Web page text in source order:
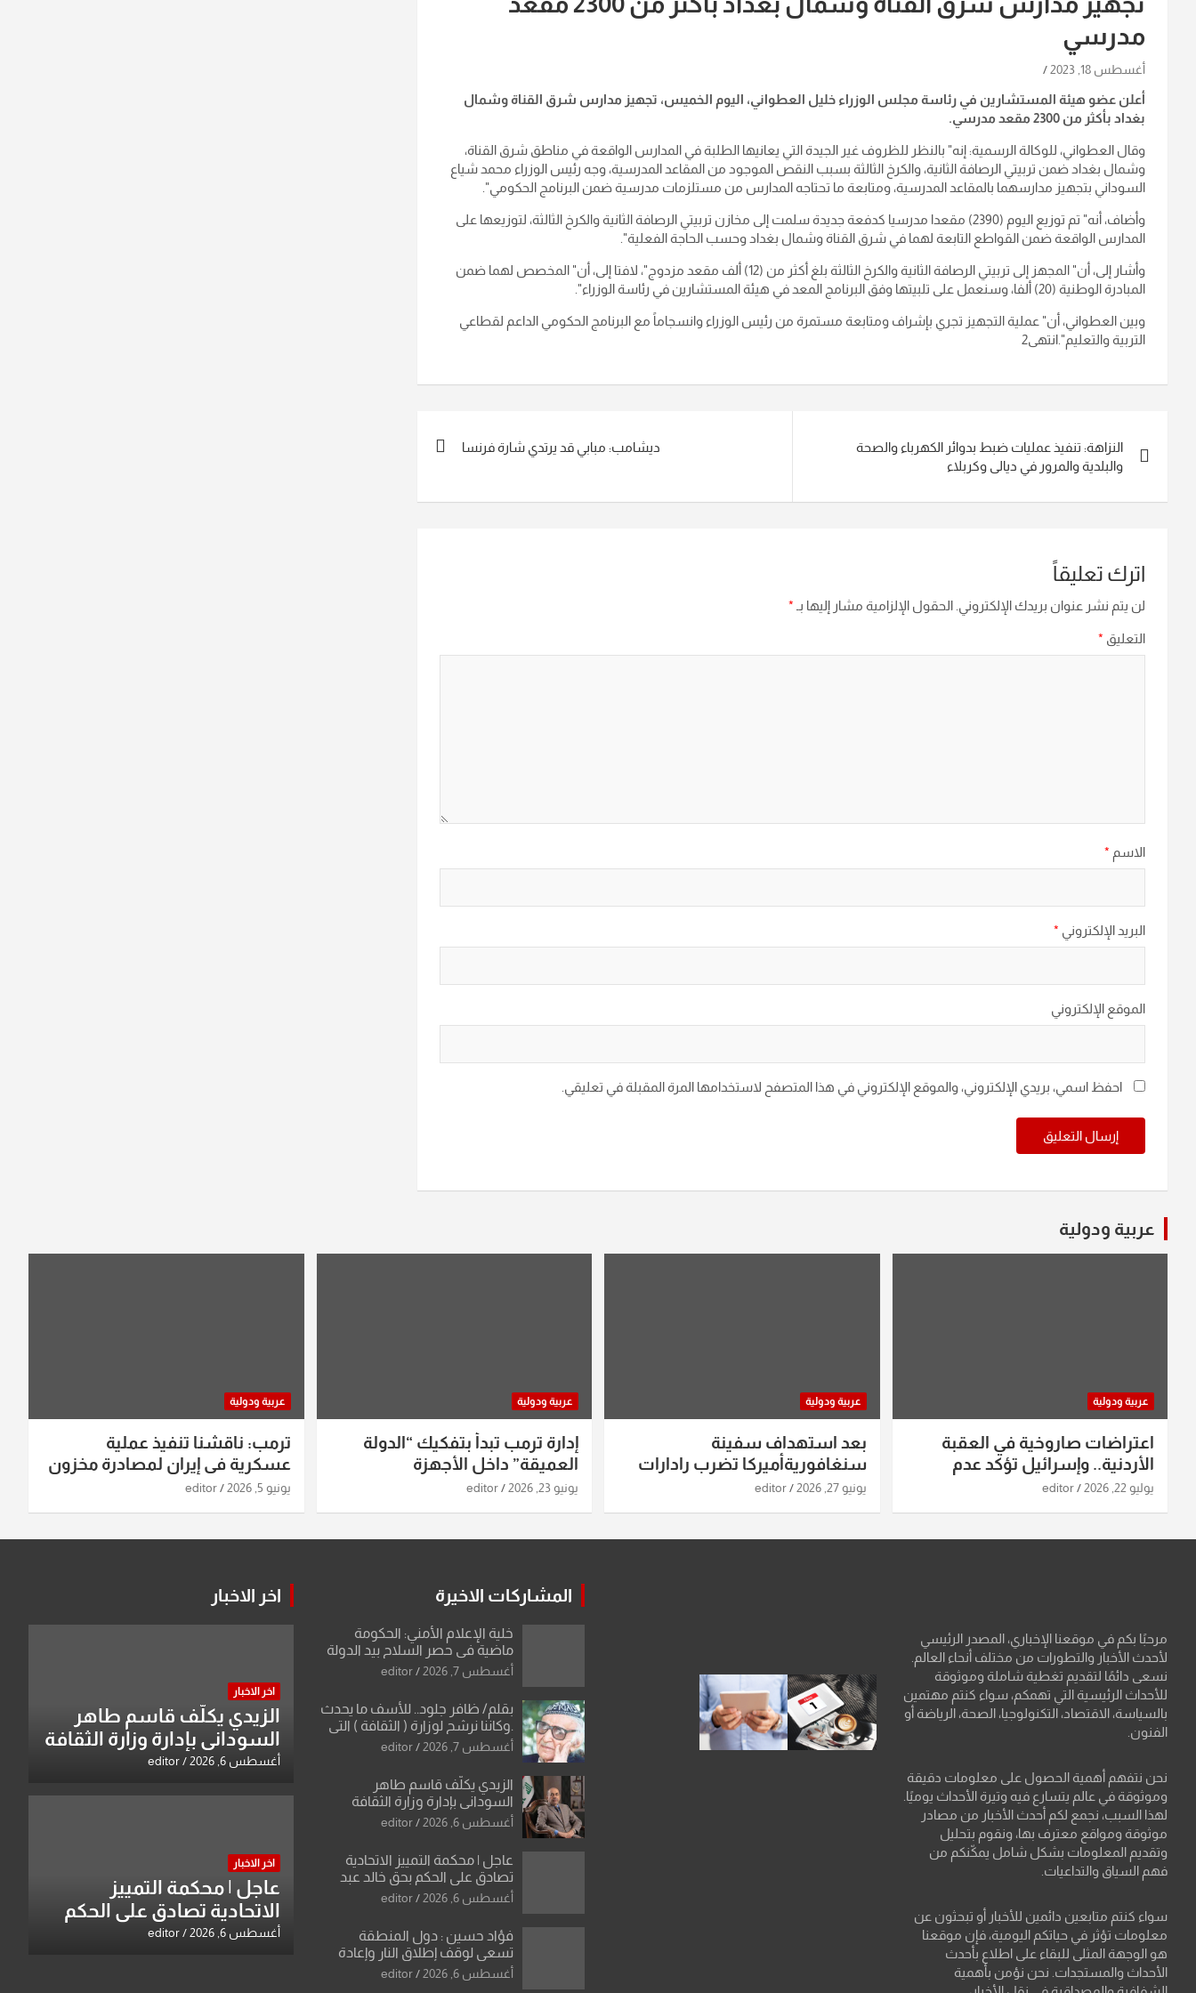
مدرسي
أغسطس 18, 2023
أعلن عضو هيئة المستشارين في رئاسة مجلس الوزراء خليل العطواني، اليوم الخميس، تجهيز مدارس شرق القناة وشمال
بغداد بأكثر من 2300 مقعد مدرسي.
وقال العطواني، للوكالة الرسمية: إنه" بالنظر للظروف غير الجيدة التي يعانيها الطلبة في المدارس الواقعة في مناطق شرق القناة،
وشمال بغداد ضمن تربيتي الرصافة الثانية، والكرخ الثالثة بسبب النقص الموجود من المقاعد المدرسية، وجه رئيس الوزراء محمد شياع
السوداني بتجهيز مدارسهما بالمقاعد المدرسية، ومتابعة ما تحتاجه المدارس من مستلزمات مدرسية ضمن البرنامج الحكومي".
وأضاف، أنه" تم توزيع اليوم (2390) مقعدا مدرسيا كدفعة جديدة سلمت إلى مخازن تربيتي الرصافة الثانية والكرخ الثالثة، لتوزيعها على
المدارس الواقعة ضمن القواطع التابعة لهما في شرق القناة وشمال بغداد وحسب الحاجة الفعلية".
وأشار إلى، أن" المجهز إلى تربيتي الرصافة الثانية والكرخ الثالثة بلغ أكثر من (12) ألف مقعد مزدوج"، لافتا إلى، أن" المخصص لهما ضمن
المبادرة الوطنية (20) ألفا، وسنعمل على تلبيتها وفق البرنامج المعد في هيئة المستشارين في رئاسة الوزراء".
وبين العطواني، أن" عملية التجهيز تجري بإشراف ومتابعة مستمرة من رئيس الوزراء وانسجاماً مع البرنامج الحكومي الداعم لقطاعي
التربية والتعليم".انتهى2
المقالات
النزاهة: تنفيذ عمليات ضبط بدوائر الكهرباء والصحة
والبلدية والمرور في ديالى وكربلاء
ديشامب: مبابي قد يرتدي شارة فرنسا
اترك تعليقاً
لن يتم نشر عنوان بريدك الإلكتروني. الحقول الإلزامية مشار إليها بـ *
التعليق *
الاسم *
البريد الإلكتروني *
الموقع الإلكتروني
احفظ اسمي، بريدي الإلكتروني، والموقع الإلكتروني في هذا المتصفح لاستخدامها المرة المقبلة في تعليقي.
عربية ودولية
عربية ودولية
اعتراضات صاروخية في العقبة
الأردنية.. وإسرائيل تؤكد عدم
استهدافها
يوليو 22, 2026 editor
عربية ودولية
بعد استهداف سفينة
سنغافوريةأميركا تضرب رادارات
ومواقع صواريخ ومسيرات إيران..
يونيو 27, 2026 editor
عربية ودولية
إدارة ترمب تبدأ بتفكيك “الدولة
العميقة” داخل الأجهزة
الاستخباراتية
يونيو 23, 2026 editor
عربية ودولية
ترمب: ناقشنا تنفيذ عملية
عسكرية في إيران لمصادرة مخزون
اليورانيوم
يونيو 5, 2026 editor
مرحبًا بكم في موقعنا الإخباري، المصدر الرئيسي
لأحدث الأخبار والتطورات من مختلف أنحاء العالم.
نسعى دائمًا لتقديم تغطية شاملة وموثوقة
للأحداث الرئيسية التي تهمكم، سواء كنتم مهتمين
بالسياسة، الاقتصاد، التكنولوجيا، الصحة، الرياضة أو
الفنون.
نحن نتفهم أهمية الحصول على معلومات دقيقة
وموثوقة في عالم يتسارع فيه وتيرة الأحداث يوميًا.
لهذا السبب، نجمع لكم أحدث الأخبار من مصادر
موثوقة ومواقع معترف بها، ونقوم بتحليل
وتقديم المعلومات بشكل شامل يمكّنكم من
فهم السياق والتداعيات.
سواء كنتم متابعين دائمين للأخبار أو تبحثون عن
معلومات تؤثر في حياتكم اليومية، فإن موقعنا
هو الوجهة المثلى للبقاء على اطلاع بأحدث
الأحداث والمستجدات. نحن نؤمن بأهمية
المشاركات الاخيرة
خلية الإعلام الأمني: الحكومة
ماضية في حصر السلاح بيد الدولة
دون رجعة
أغسطس 7, 2026 editor
بقلم/ ظافر جلود.. للأسف ما يحدث
.وكاننا نرشح لوزارة ( الثقافة ) التي
ماتت من زمان وزير يمثلها من
العراقية..
أغسطس 7, 2026 editor
الزيدي يكلّف قاسم طاهر
السوداني بإدارة وزارة الثقافة
أغسطس 6, 2026 editor
عاجل | محكمة التمييز الاتحادية
تصادق على الحكم بحق خالد عبد
الواحد كبيان
أغسطس 6, 2026 editor
فؤاد حسين : دول المنطقة
تسعى لوقف إطلاق النار وإعادة
فتح مضيق هرمز .. والعراق يطرح
أغسطس 6, 2026 editor
اخر الاخبار
اخر الاخبار
الزيدي يكلّف قاسم طاهر
السوداني بإدارة وزارة الثقافة
أغسطس 6, 2026 editor
اخر الاخبار
عاجل | محكمة التمييز
الاتحادية تصادق على الحكم
بحق خالد عبد الواحد كبيان
أغسطس 6, 2026 editor